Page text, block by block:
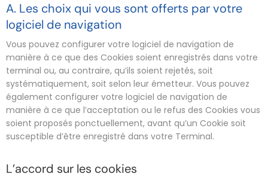
A. Les choix qui vous sont offerts par votre
logiciel de navigation
Vous pouvez configurer votre logiciel de navigation de
manière à ce que des Cookies soient enregistrés dans votre
terminal ou, au contraire, qu’ils soient rejetés, soit
systématiquement, soit selon leur émetteur. Vous pouvez
également configurer votre logiciel de navigation de
manière à ce que l’acceptation ou le refus des Cookies vous
soient proposés ponctuellement, avant qu’un Cookie soit
susceptible d’être enregistré dans votre Terminal.
L’accord sur les cookies